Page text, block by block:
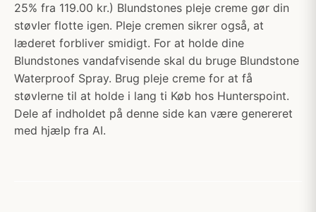
25% fra 119.00 kr.) Blundstones pleje creme gør din
støvler flotte igen. Pleje cremen sikrer også, at
læderet forbliver smidigt. For at holde dine
Blundstones vandafvisende skal du bruge Blundstone
Waterproof Spray. Brug pleje creme for at få
støvlerne til at holde i lang ti Køb hos Hunterspoint.
Dele af indholdet på denne side kan være genereret
med hjælp fra AI.